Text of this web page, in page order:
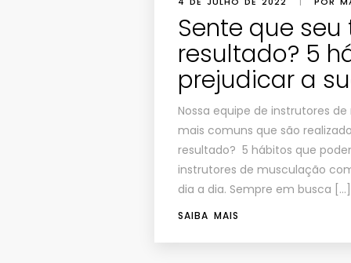
Sente que
resultado? 5
prejudicar a
Nossa equipe de instrutores
mais comuns que são
resultado? 5 hábitos que
instrutores de musculação
dia a dia. Sempre em busca […]
SAIBA MAIS